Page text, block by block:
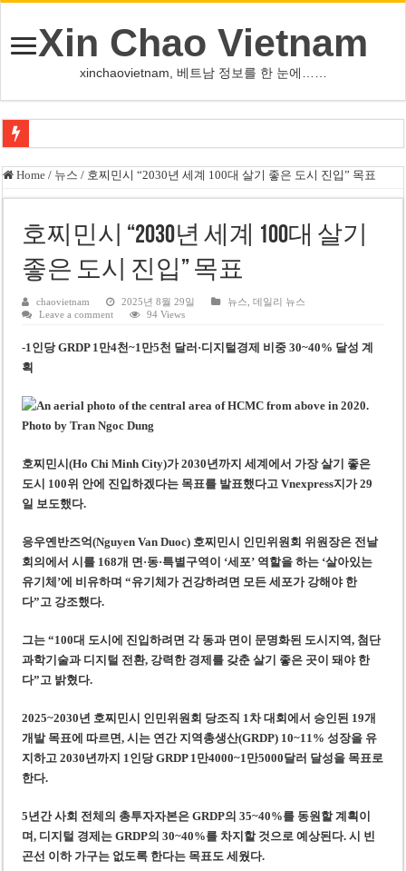
Xin Chao Vietnam
xinchaovietnam, 베트남 정보를 한 눈에……
흐엉비엣 프로퍼티스, “닷 프로퍼티 베트남 어워즈 2026” 2개 부문 수상
칸 스카이(Khánh Sky) 긴급 체포…공공질서 문란 혐의
푸꾸옥 첫 LRT 경전철 노선 외관 공개…2027년 2분기 완공 목표
다낭 경찰, 3년 전 호이안서 덴마크 관광객 강도질한 오토바이 기사 5명 체포
아리아나 그란데, ‘너무 말랐다’ 악플에 활동 중단 선언
북한, 림팩 한일 주도에 ‘아태 안보위기 고착’ 반발
트럼프, ‘명령 불복종’ 검사장 해임 검토…리플렉팅 풀 사건 공소기각에 격노
Home / 뉴스 / 호찌민시 “2030년 세계 100대 살기 좋은 도시 진입” 목표
호찌민시 “2030년 세계 100대 살기
좋은 도시 진입” 목표
chaovietnam 2025년 8월 29일 뉴스 ,데일리 뉴스
Leave a comment
94 Views
-1인당 GRDP 1만4천~1만5천 달러·디지털경제 비중 30~40% 달성 계
획
호찌민시(Ho Chi Minh City)가 2030년까지 세계에서 가장 살기 좋은
도시 100위 안에 진입하겠다는 목표를 발표했다고 Vnexpress지가 29
일 보도했다.
응우옌반즈억(Nguyen Van Duoc) 호찌민시 인민위원회 위원장은 전날
회의에서 시를 168개 면·동·특별구역이 ‘세포’ 역할을 하는 ‘살아있는
유기체’에 비유하며 “유기체가 건강하려면 모든 세포가 강해야 한
다”고 강조했다.
그는 “100대 도시에 진입하려면 각 동과 면이 문명화된 도시지역, 첨단
과학기술과 디지털 전환, 강력한 경제를 갖춘 살기 좋은 곳이 돼야 한
다”고 밝혔다.
2025~2030년 호찌민시 인민위원회 당조직 1차 대회에서 승인된 19개
개발 목표에 따르면, 시는 연간 지역총생산(GRDP) 10~11% 성장을 유
지하고 2030년까지 1인당 GRDP 1만4000~1만5000달러 달성을 목표로
한다.
5년간 사회 전체의 총투자자본은 GRDP의 35~40%를 동원할 계획이
며, 디지털 경제는 GRDP의 30~40%를 차지할 것으로 예상된다. 시 빈
곤선 이하 가구는 없도록 한다는 목표도 세웠다.